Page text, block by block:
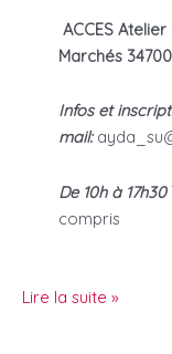
ACCES
Marchés
Infos et
mail:
De 10h à 17h30
compris
stages
Lire la suite »